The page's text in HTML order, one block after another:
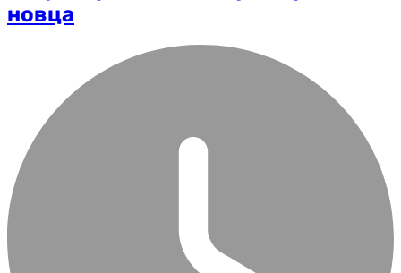
новца